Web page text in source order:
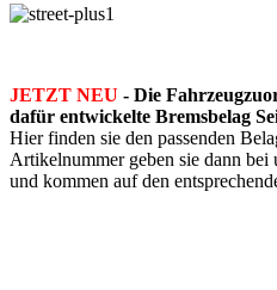
JETZT NEU - Die
dafür entwickelte Bremsbelag
Hier finden sie den passenden
Artikelnummer geben sie dann bei
und kommen auf den